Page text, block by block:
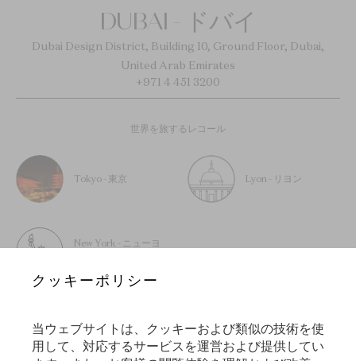
DUBAI - ドバイ
Dubai Design District, Building 10, Ground Floor, Dubai,
United Arab Emirates
+971 4 451 3200
世界を旅するレコール
Tokyo - 東京 Lyon - リヨン
New York - ニューヨ
クッキーポリシー
当ウェブサイトは、クッキーおよび類似の技術を使
用して、対応するサービスを運営および提供してい